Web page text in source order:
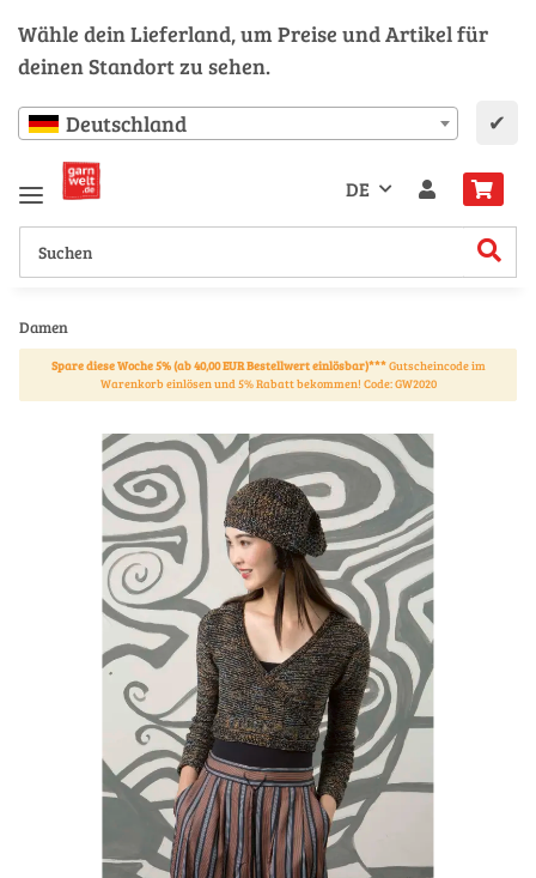
Wähle dein Lieferland, um Preise und Artikel für
deinen Standort zu sehen.
Deutschland ✔
DE
Damen
Spare diese Woche 5% (ab 40,00 EUR Bestellwert einlösbar)***Gutscheincode im
Warenkorb einlösen und 5% Rabatt bekommen! Code: GW2020